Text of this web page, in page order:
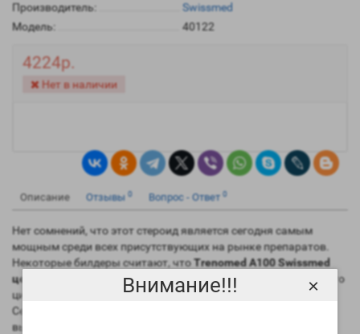
Внимание!!! ×
Производитель:
Swissmed
Модель:
40122
4224р.
Нет в наличии
Описание Отзывы 0 Вопрос - Ответ 0
Нет сомнений, что этот стероид является сегодня самым
мощным среди всех присутствующих на рынке препаратов.
Некоторые билдеры считают, чтоTrenomed A100 Swissmed
цена
завышена, но после первого же правильно проведенного
цикла препарата мнение меняется на противоположное.
Сегодня спортивная фармакологическая промышленность
выпускает три эфира этого препарат, а наиболее